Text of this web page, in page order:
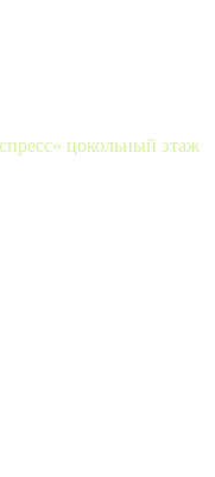
цокольный этаж